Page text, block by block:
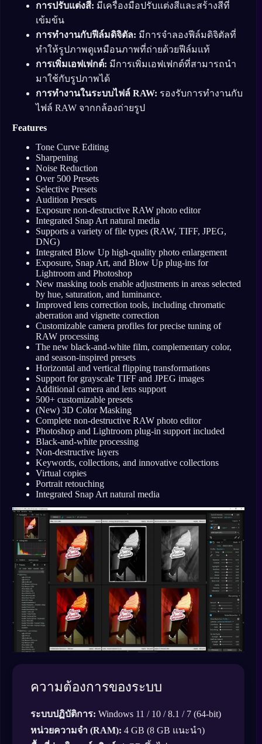
การปรับแต่งสี: มีเครื่องมือปรับแต่งสีและสร้างสีที่
เข้มข้น
การทำงานกับฟีล์มดิจิตัล: มีการจำลองฟีล์มดิจิตัลที่
ทำให้รูปภาพดูเหมือนภาพที่ถ่ายด้วยฟีล์มแท้
การเพิ่มเอฟเฟกต์: มีการเพิ่มเอฟเฟกต์ที่สามารถนำ
มาใช้กับรูปภาพได้
การทำงานในระบบไฟล์ RAW: รองรับการทำงานกับ
ไฟล์ RAW จากกล้องถ่ายรูป
Features
Tone Curve Editing
Sharpening
Noise Reduction
Over 500 Presets
Selective Presets
Audition Presets
Exposure non-destructive RAW photo editor
Integrated Snap Art natural media
Supports a variety of file types (RAW, TIFF, JPEG,
DNG)
Integrated Blow Up high-quality photo enlargement
Exposure, Snap Art, and Blow Up plug-ins for
Lightroom and Photoshop
New masking tools enable adjustments in areas selected
by hue, saturation, and luminance.
Improved lens correction tools, including chromatic
aberration and vignette correction
Customizable camera profiles for precise tuning of
RAW processing
The new black-and-white film, complementary color,
and season-inspired presets
Horizontal and vertical flipping transformations
Support for grayscale TIFF and JPEG images
Additional camera and lens support
500+ customizable presets
(New) 3D Color Masking
Complete non-destructive RAW photo editor
Photoshop and Lightroom plug-in support included
Black-and-white processing
Non-destructive layers
Keywords, collections, and innovative collections
Virtual copies
Portrait retouching
Integrated Snap Art natural media
ความต้องการของระบบ
ระบบปฏิบัติการ: Windows 11 / 10 / 8.1 / 7 (64-bit)
หน่วยความจำ (RAM): 4 GB (8 GB แนะนำ)